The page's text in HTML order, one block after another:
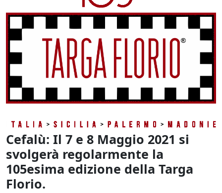
Cefalù: Il 7 e 8 Maggio 2021 si
svolgerà regolarmente la
105esima edizione della Targa
Florio.